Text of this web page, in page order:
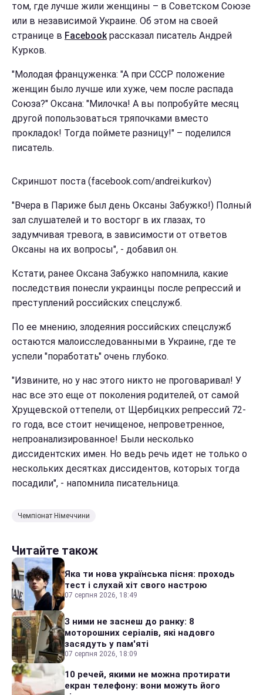
том, где лучше жили женщины – в Советском Союзе
или в независимой Украине. Об этом на своей
странице в Facebookрассказал писатель Андрей
Курков.
"Молодая француженка: "А при СССР положение
женщин было лучше или хуже, чем после распада
Союза?" Оксана: "Милочка! А вы попробуйте месяц
другой попользоваться тряпочками вместо
прокладок! Тогда поймете разницу!" – поделился
писатель.
Скриншот поста (facebook.com/andrei.kurkov)
"Вчера в Париже был день Оксаны Забужко!) Полный
зал слушателей и то восторг в их глазах, то
задумчивая тревога, в зависимости от ответов
Оксаны на их вопросы", - добавил он.
Кстати, ранее Оксана Забужко напомнила, какие
последствия понесли украинцы после репрессий и
преступлений российских спецслужб.
По ее мнению, злодеяния российских спецслужб
остаются малоисследованными в Украине, где те
успели "поработать" очень глубоко.
"Извините, но у нас этого никто не проговаривал! У
нас все это еще от поколения родителей, от самой
Хрущевской оттепели, от Щербицких репрессий 72-
го года, все стоит нечищеное, непроветренное,
непроанализированное! Были несколько
диссидентских имен. Но ведь речь идет не только о
нескольких десятках диссидентов, которых тогда
посадили", - напомнила писательница.
Чемпіонат Німеччини
Читайте також
Яка ти нова українська пісня: проходь
тест і слухай хіт свого настрою
07 серпня 2026, 18:49
З ними не заснеш до ранку: 8
моторошних серіалів, які надовго
засядуть у пам'яті
07 серпня 2026, 18:09
10 речей, якими не можна протирати
екран телефону: вони можуть його